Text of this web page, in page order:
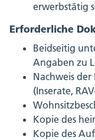
erwerbstätig
Erforderliche
Beidseitig
Angaben zu
Nachweis
(Inserate,
Kopie des
Kopie des